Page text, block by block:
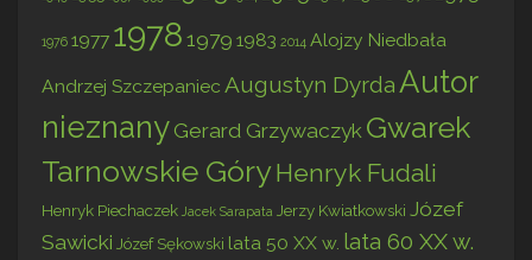
1976 1977 1978 1979 1983 2014 Alojzy Niedbała
Andrzej Szczepaniec Augustyn Dyrda Autor
nieznany Gerard Grzywaczyk Gwarek
Tarnowskie GóryHenryk Fudali
Henryk Piechaczek Jacek Sarapata Jerzy Kwiatkowski Józef
Sawicki Józef Sękowski lata 50 XX w. lata 60 XX w.